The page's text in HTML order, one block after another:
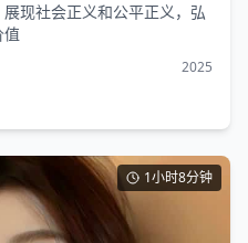
现社会正义和公平正义，弘
2025
1小时8分钟